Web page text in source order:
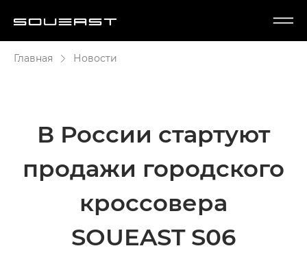
Главная Новости
В России стартуют
продажи городского
кроссовера
SOUEAST S06